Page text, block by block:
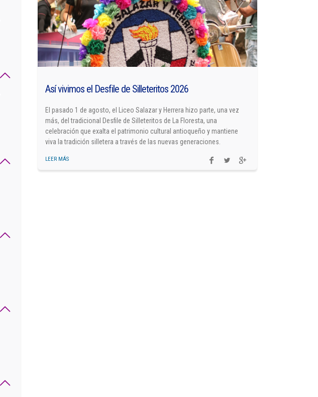
Así vivimos el Desfile de Silleteritos 2026
El pasado 1 de agosto, el Liceo Salazar y Herrera hizo parte, una vez
más, del tradicional Desfile de Silleteritos de La Floresta, una
celebración que exalta el patrimonio cultural antioqueño y mantiene
viva la tradición silletera a través de las nuevas generaciones.
LEER MÁS